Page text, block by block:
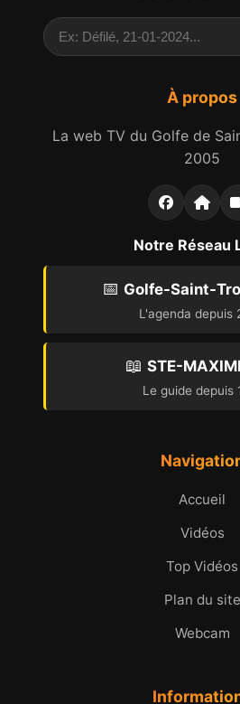
À propos
La web TV du Golfe de
2005
Notre Réseau
📅 Golfe-Saint-
L'agenda depuis
📖 STE-
Le guide depuis
Accueil
Vidéos
Top Vidéos
Plan du site
Webcam